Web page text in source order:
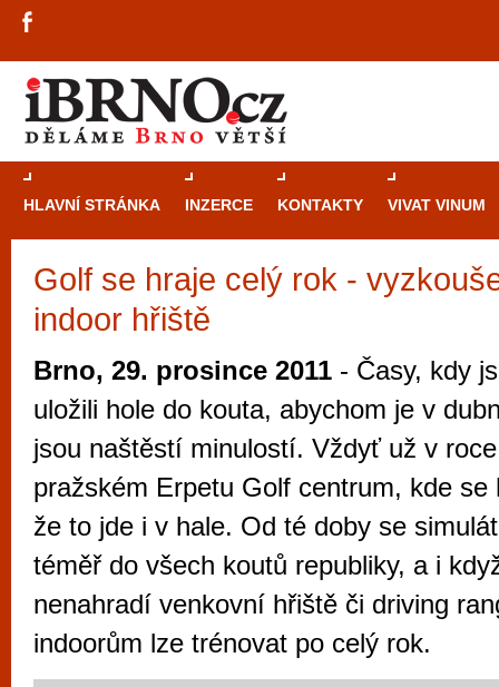
HLAVNÍ STRÁNKA INZERCE KONTAKTY VIVAT VINUM
Golf se hraje celý rok -
indoor hřiště
Brno, 29. prosince 2011 - Časy, kdy
uložili hole do kouta, abychom je v
jsou naštěstí minulostí. Vždyť už v
pražském Erpetu Golf centrum, kde se
že to jde i v hale. Od té doby se
téměř do všech koutů republiky, a i
nenahradí venkovní hřiště či driving
indoorům lze trénovat po celý rok.
Průvodce
automaty
Brno je
zajímavé
restaurace,
Mimo jiné je ale také místem, kde si
vyzkoušet různé kasinové hry. V
metropoli naleznete širokou nabídku her
po moderní automaty jak pro pravidelné
příležitostné hráče. V...